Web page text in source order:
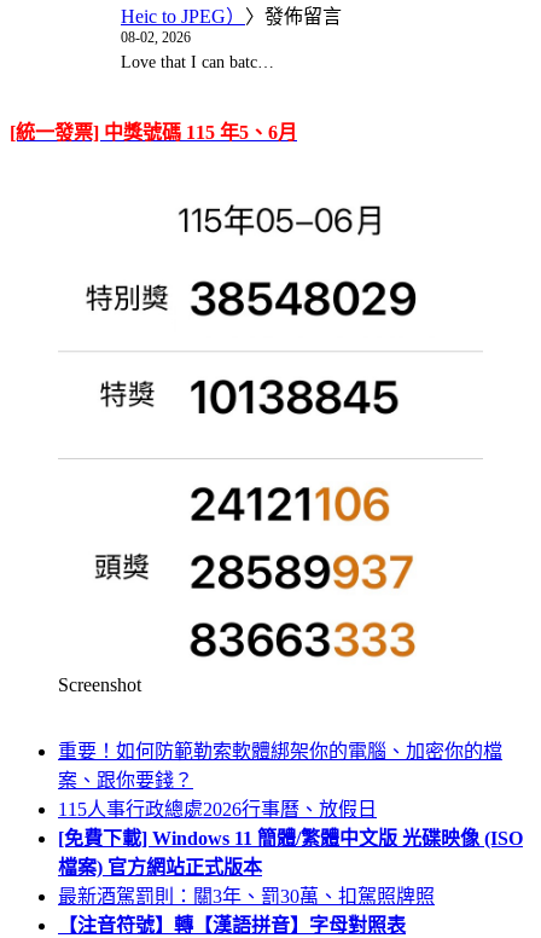
Heic to JPEG） 〉發佈留言
08-02, 2026
Love that I can batc…
[統一發票] 中獎號碼 115 年5、6月
Screenshot
重要！如何防範勒索軟體綁架你的電腦、加密你的檔
案、跟你要錢？
115人事行政總處2026行事曆、放假日
[免費下載] Windows 11 簡體/繁體中文版 光碟映像 (ISO
檔案) 官方網站正式版本
最新酒駕罰則：關3年、罰30萬、扣駕照牌照
【注音符號】轉【漢語拼音】字母對照表